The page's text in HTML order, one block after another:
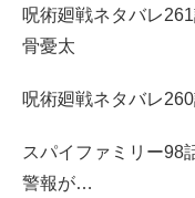
呪術廻戦ネタバレ
骨憂太
呪術廻戦ネタバレ
スパイファミリー
警報が…